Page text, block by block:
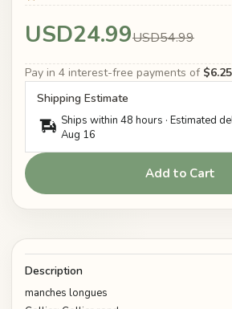
USD24.99USD54.99
Pay in 4 interest-free payments of $6.25
Shipping Estimate
Ships within 48 hours · Estimated
Aug 16
Add to Cart
Description
manches longues